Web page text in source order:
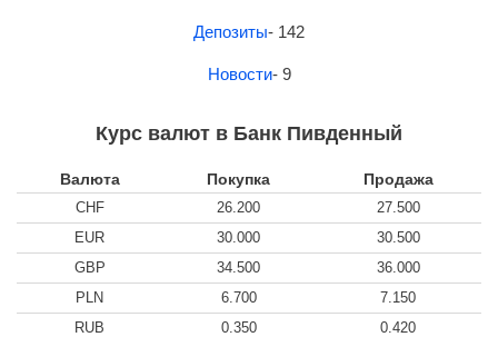
Депозиты- 142
Новости- 9
Курс валют в Банк Пивденный
Валюта Покупка Продажа
CHF 26.200
27.500
EUR
30.000
30.500
GBP
34.500
36.000
PLN
6.700
7.150
RUB
0.350
0.420